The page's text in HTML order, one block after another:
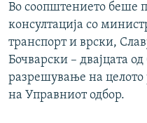
Во соопштението беше
консултација со
транспорт и врски,
Бочварски – двајцата
разрешување на целото
на Управниот одбор.